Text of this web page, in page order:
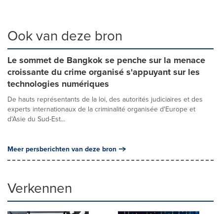
Ook van deze bron
Le sommet de Bangkok se penche sur la menace
croissante du crime organisé s'appuyant sur les
technologies numériques
De hauts représentants de la loi, des autorités judiciaires et des
experts internationaux de la criminalité organisée d'Europe et
d'Asie du Sud-Est...
Meer persberichten van deze bron
Verkennen